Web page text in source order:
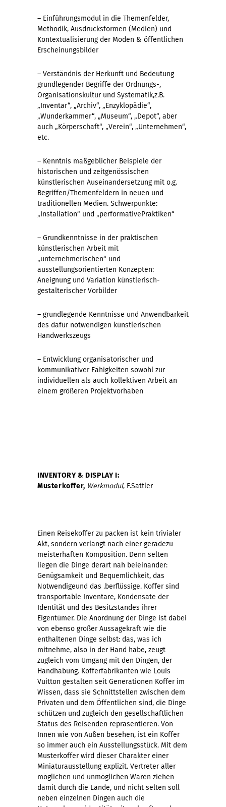
– Einführungsmodul in die Themenfelder,
Methodik, Ausdrucksformen (Medien) und
Kontextualisierung der Moden & öffentlichen
Erscheinungsbilder
– Verständnis der Herkunft und Bedeutung
grundlegender Begriffe der Ordnungs-,
Organisationskultur und Systematik,z.B.
„Inventar“, „Archiv“, „Enzyklopädie“,
„Wunderkammer“, „Museum“, „Depot“, aber
auch „Körperschaft“, „Verein“, „Unternehmen“,
etc.
– Kenntnis maßgeblicher Beispiele der
historischen und zeitgenössischen
künstlerischen Auseinandersetzung mit o.g.
Begriffen/Themenfeldern in neuen und
traditionellen Medien. Schwerpunkte:
„Installation“ und „performativePraktiken“
– Grundkenntnisse in der praktischen
künstlerischen Arbeit mit
„unternehmerischen“ und
ausstellungsorientierten Konzepten:
Aneignung und Variation künstlerisch-
gestalterischer Vorbilder
– grundlegende Kenntnisse und Anwendbarkeit
des dafür notwendigen künstlerischen
Handwerkszeugs
– Entwicklung organisatorischer und
kommunikativer Fähigkeiten sowohl zur
individuellen als auch kollektiven Arbeit an
einem größeren Projektvorhaben
INVENTORY & DISPLAY I:
Musterkoffer, Werkmodul, F.Sattler
Einen Reisekoffer zu packen ist kein trivialer
Akt, sondern verlangt nach einer geradezu
meisterhaften Komposition. Denn selten
liegen die Dinge derart nah beieinander:
Genügsamkeit und Bequemlichkeit, das
Notwendigeund das .berflüssige. Koffer sind
transportable Inventare, Kondensate der
Identität und des Besitzstandes ihrer
Eigentümer. Die Anordnung der Dinge ist dabei
von ebenso großer Aussagekraft wie die
enthaltenen Dinge selbst: das, was ich
mitnehme, also in der Hand habe, zeugt
zugleich vom Umgang mit den Dingen, der
Handhabung. Kofferfabrikanten wie Louis
Vuitton gestalten seit Generationen Koffer im
Wissen, dass sie Schnittstellen zwischen dem
Privaten und dem Öffentlichen sind, die Dinge
schützen und zugleich den gesellschaftlichen
Status des Reisenden repräsentieren. Von
Innen wie von Außen besehen, ist ein Koffer
so immer auch ein Ausstellungsstück. Mit dem
Musterkoffer wird dieser Charakter einer
Miniaturausstellung explizit. Vertreter aller
möglichen und unmöglichen Waren ziehen
damit durch die Lande, und nicht selten soll
neben einzelnen Dingen auch die